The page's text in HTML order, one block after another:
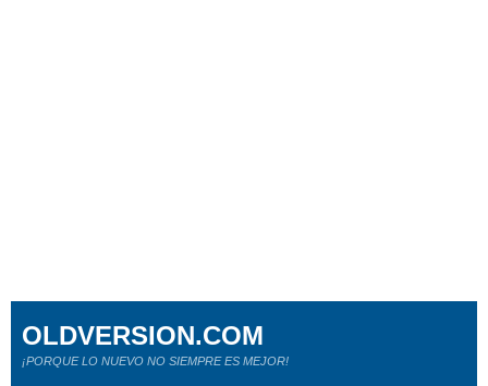
OLDVERSION.COM
¡PORQUE LO NUEVO NO SIEMPRE ES MEJOR!